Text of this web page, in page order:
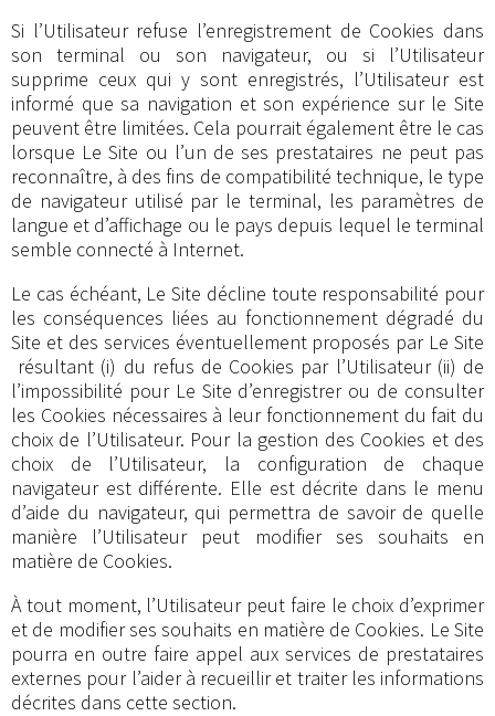
Si l’Utilisateur refuse l’enregistrement de Cookies dans
son terminal ou son navigateur, ou si l’Utilisateur
supprime ceux qui y sont enregistrés, l’Utilisateur est
informé que sa navigation et son expérience sur le Site
peuvent être limitées. Cela pourrait également être le cas
lorsque Le Site ou l’un de ses prestataires ne peut pas
reconnaître, à des fins de compatibilité technique, le type
de navigateur utilisé par le terminal, les paramètres de
langue et d’affichage ou le pays depuis lequel le terminal
semble connecté à Internet.
Le cas échéant, Le Site décline toute responsabilité pour
les conséquences liées au fonctionnement dégradé du
Site et des services éventuellement proposés par Le Site
résultant (i) du refus de Cookies par l’Utilisateur (ii) de
l’impossibilité pour Le Site d’enregistrer ou de consulter
les Cookies nécessaires à leur fonctionnement du fait du
choix de l’Utilisateur. Pour la gestion des Cookies et des
choix de l’Utilisateur, la configuration de chaque
navigateur est différente. Elle est décrite dans le menu
d’aide du navigateur, qui permettra de savoir de quelle
manière l’Utilisateur peut modifier ses souhaits en
matière de Cookies.
À tout moment, l’Utilisateur peut faire le choix d’exprimer
et de modifier ses souhaits en matière de Cookies. Le Site
pourra en outre faire appel aux services de prestataires
externes pour l’aider à recueillir et traiter les informations
décrites dans cette section.